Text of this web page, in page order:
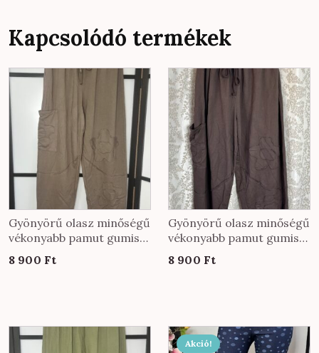
farmerkék
színben
Kapcsolódó termékek
Gyönyörű olasz minőségű
vékonyabb pamut gumis
méretben fango színben
8 900 Ft
Gyönyörű olasz minőségű
vékonyabb pamut gumis
méretben csokibarna
8 900 Ft
Akció!
Ennek